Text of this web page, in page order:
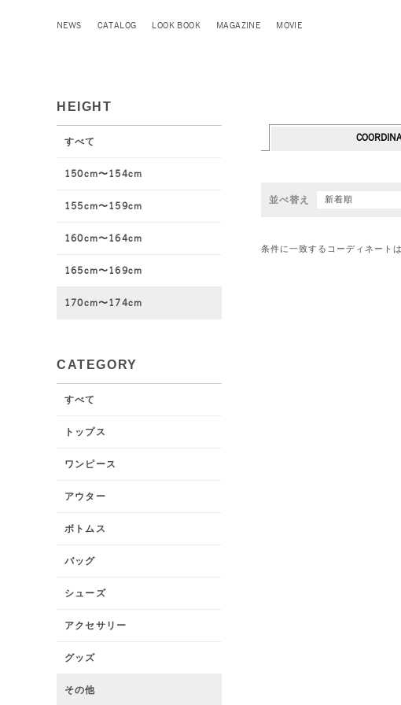
NEWS CATALOG LOOK BOOK MAGAZINE MOVIE
並べ替え 新着順
条件に一致するコーディネート
HEIGHT
すべて
150cm〜154cm
155cm〜159cm
160cm〜164cm
165cm〜169cm
170cm〜174cm
CATEGORY
すべて
トップス
ワンピース
アウター
ボトムス
バッグ
シューズ
アクセサリー
グッズ
その他